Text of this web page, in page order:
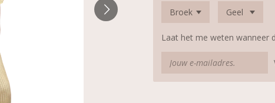
Laat het me weten wanneer